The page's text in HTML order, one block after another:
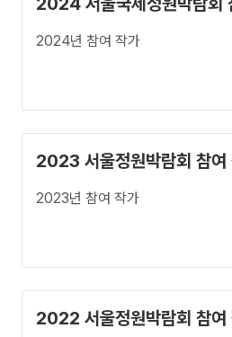
2024년 참여 작가
2023 서울정원박람회 참여
2023년 참여 작가
2022 서울정원박람회 참여